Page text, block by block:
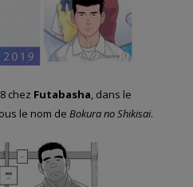
chez Futabasha, dans le
le nom de Bokura no Shikisai.